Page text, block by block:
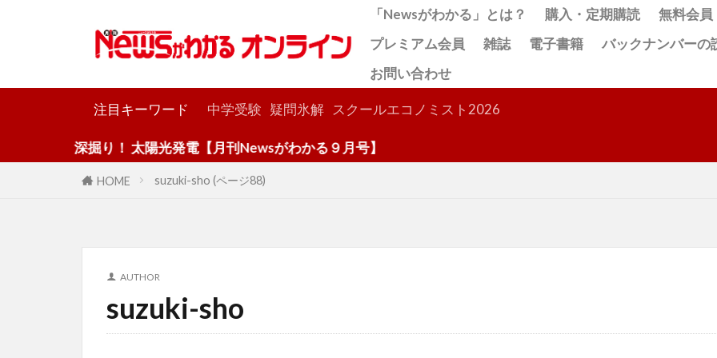
「Newsがわかる」とは？ 購入・定期購読
無料会員
プレミアム会員
雑誌 電子書籍
バックナンバーの
お問い合わせ
注目キーワード 中学受験 疑問氷解 スクールエコノミスト2026
深掘り！ 太陽光発電【月刊Newsがわかる９月号】
HOME suzuki-sho (ページ88)
AUTHOR
suzuki-sho
検索